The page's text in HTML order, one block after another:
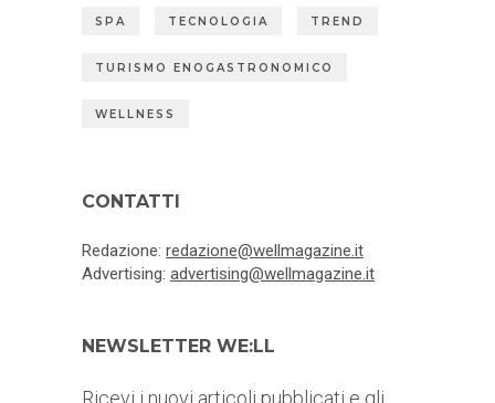
SPA TECNOLOGIA TREND
TURISMO ENOGASTRONOMICO
WELLNESS
CONTATTI
Redazione: redazione@wellmagazine.it
Advertising: advertising@wellmagazine.it
NEWSLETTER WE:LL